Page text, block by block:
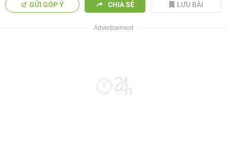
GỬI GÓP Ý CHIA SẺ LƯU BÀI